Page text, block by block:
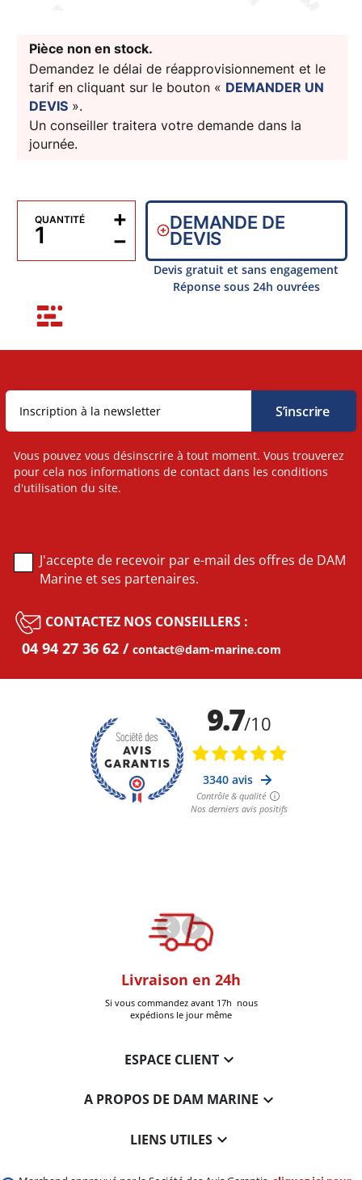
Pièce non en stock.
Demandez le délai de réapprovisionnement et le
tarif en cliquant sur le bouton « DEMANDER UN
DEVIS».
Un conseiller traitera votre demande dans la
journée.
QUANTITÉ
−
+ DEMANDE DE
DEVIS
Devis gratuit et sans engagement
Réponse sous 24h ouvrées
Livraison en 24h
Si vous commandez avant 17h nous
expédions le jour même
Vous pouvez vous désinscrire à tout moment. Vous trouverez
pour cela nos informations de contact dans les conditions
d'utilisation du site.
J'accepte de recevoir par e-mail des offres de DAM
Marine et ses partenaires.
CONTACTEZ NOS CONSEILLERS :
04 94 27 36 62 contact@dam-marine.com
ESPACE CLIENT
A PROPOS DE DAM MARINE 
LIENS UTILES 